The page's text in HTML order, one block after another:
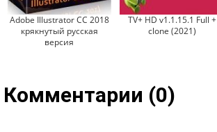
Adobe Illustrator CC 2018
крякнутый русская
версия
TV+ HD v1.1.15.1 Full +
clone (2021)
Комментарии (0)